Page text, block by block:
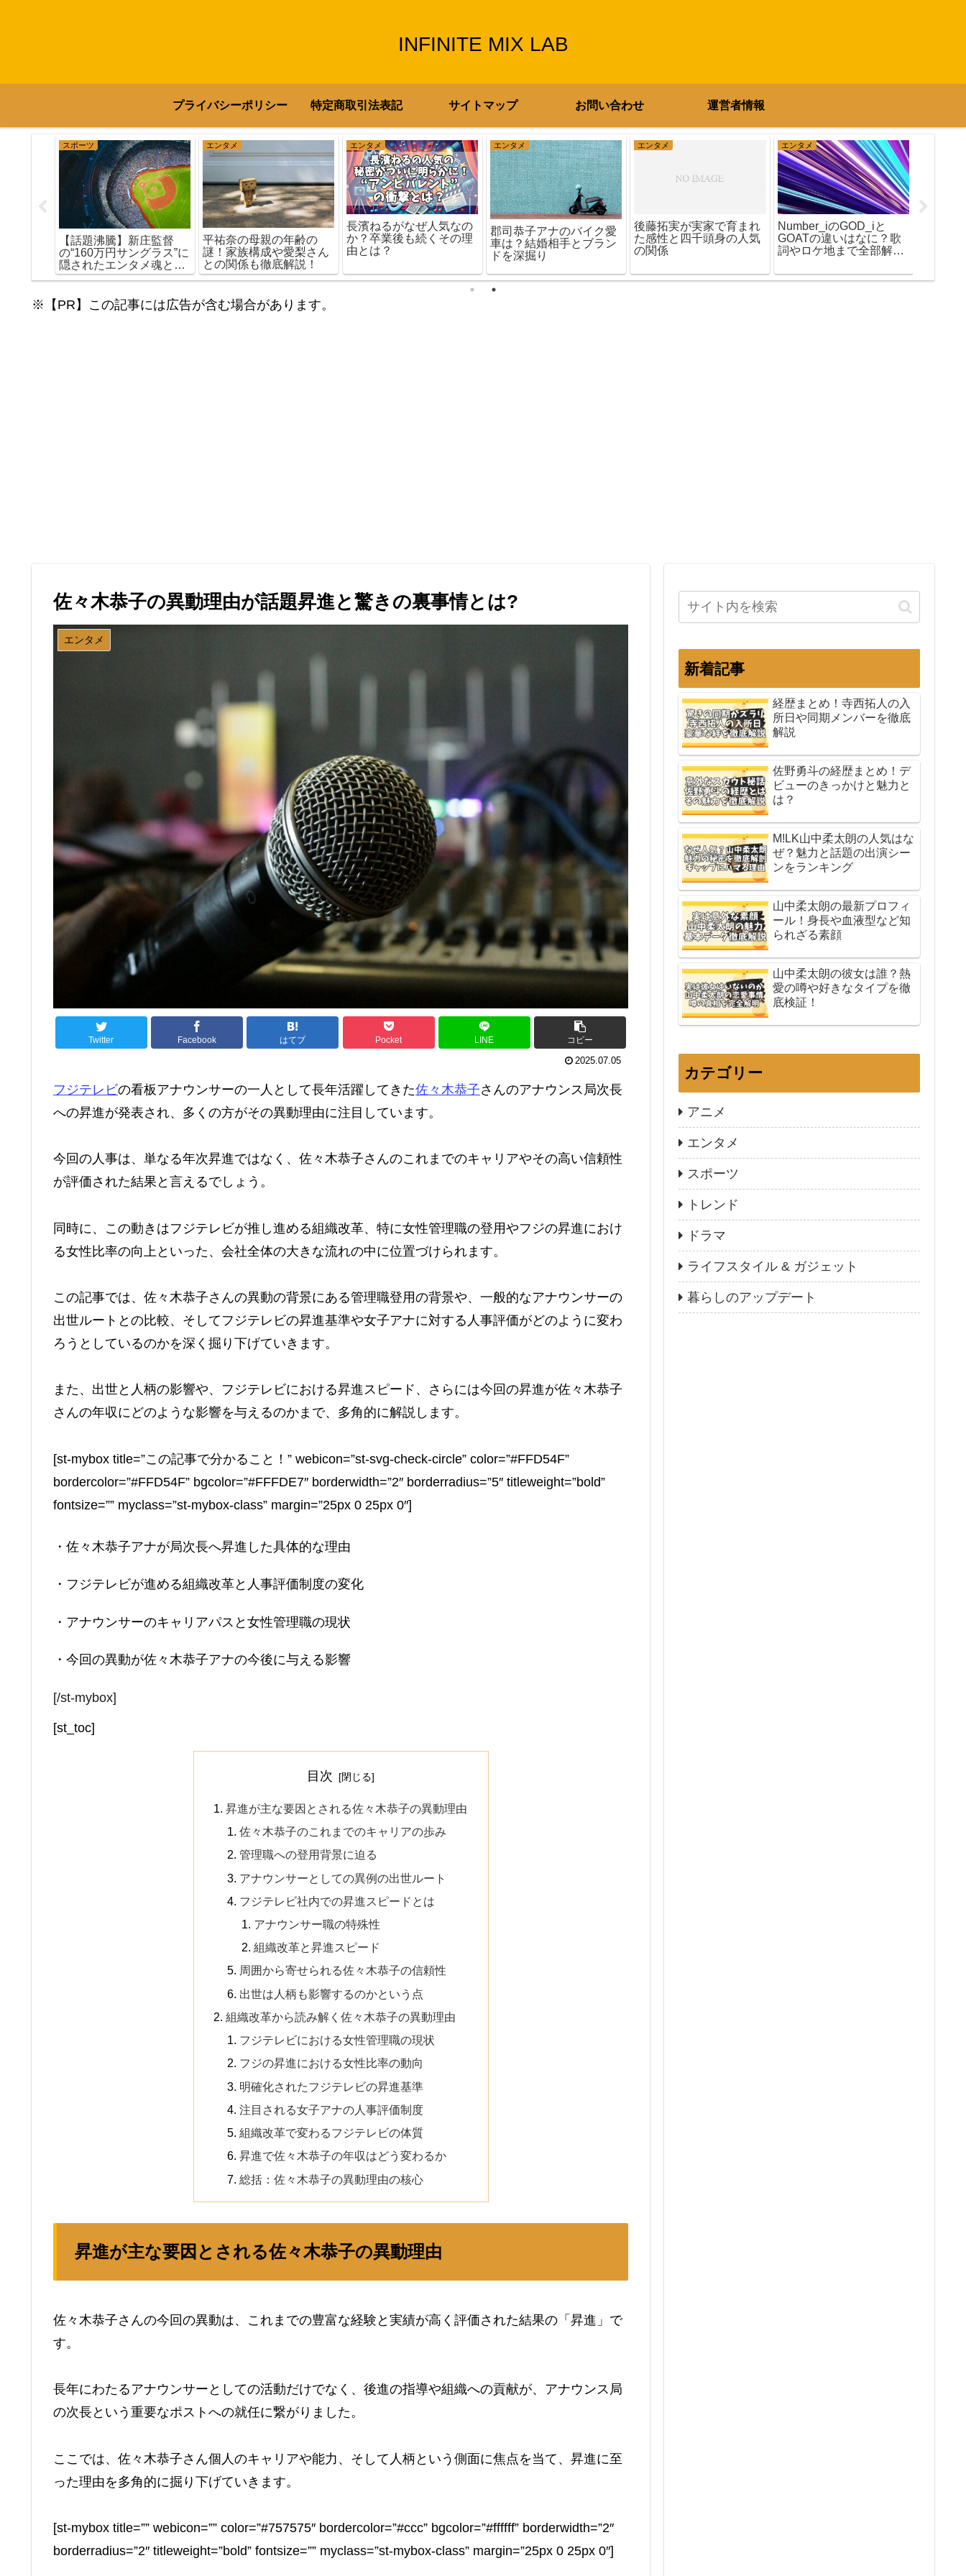
INFINITE MIX LAB
プライバシーポリシー 特定商取引法表記 サイトマップ お問い合わせ 運営者情報
スポーツ
【話題沸騰】新庄監督
の“160万円サングラス”に
隠されたエンタメ魂と
は？
エンタメ
平祐奈の母親の年齢の
謎！家族構成や愛梨さん
との関係も徹底解説！
エンタメ
長濱ねるがなぜ人気なの
か？卒業後も続くその理
由とは？
エンタメ
郡司恭子アナのバイク愛
車は？結婚相手とブラン
ドを深掘り
エンタメ
後藤拓実が実家で育まれ
た感性と四千頭身の人気
の関係
エンタメ
Number_iのGOD_iと
GOATの違いはなに？歌
詞やロケ地まで全部解
※【PR】この記事には広告が含む場合があります。
佐々木恭子の異動理由が話題昇進と驚きの裏事情とは?
エンタメ
Twitter Facebook はてブ Pocket LINE コピー
2025.07.05
フジテレビの看板アナウンサーの一人として長年活躍してきた佐々木恭子さんのアナウンス局次長
への昇進が発表され、多くの方がその異動理由に注目しています。
今回の人事は、単なる年次昇進ではなく、佐々木恭子さんのこれまでのキャリアやその高い信頼性
が評価された結果と言えるでしょう。
同時に、この動きはフジテレビが推し進める組織改革、特に女性管理職の登用やフジの昇進におけ
る女性比率の向上といった、会社全体の大きな流れの中に位置づけられます。
この記事では、佐々木恭子さんの異動の背景にある管理職登用の背景や、一般的なアナウンサーの
出世ルートとの比較、そしてフジテレビの昇進基準や女子アナに対する人事評価がどのように変わ
ろうとしているのかを深く掘り下げていきます。
また、出世と人柄の影響や、フジテレビにおける昇進スピード、さらには今回の昇進が佐々木恭子
さんの年収にどのような影響を与えるのかまで、多角的に解説します。
[st-mybox title=”この記事で分かること！” webicon=”st-svg-check-circle” color=”#FFD54F”
bordercolor=”#FFD54F” bgcolor=”#FFFDE7″ borderwidth=”2″ borderradius=”5″ titleweight=”bold”
fontsize=”” myclass=”st-mybox-class” margin=”25px 0 25px 0″]
・佐々木恭子アナが局次長へ昇進した具体的な理由
・フジテレビが進める組織改革と人事評価制度の変化
・アナウンサーのキャリアパスと女性管理職の現状
・今回の異動が佐々木恭子アナの今後に与える影響
[/st-mybox]
[st_toc]
目次
昇進が主な要因とされる佐々木恭子の異動理由
佐々木恭子のこれまでのキャリアの歩み
管理職への登用背景に迫る
アナウンサーとしての異例の出世ルート
フジテレビ社内での昇進スピードとは
アナウンサー職の特殊性
組織改革と昇進スピード
周囲から寄せられる佐々木恭子の信頼性
出世は人柄も影響するのかという点
組織改革から読み解く佐々木恭子の異動理由
フジテレビにおける女性管理職の現状
フジの昇進における女性比率の動向
明確化されたフジテレビの昇進基準
注目される女子アナの人事評価制度
組織改革で変わるフジテレビの体質
昇進で佐々木恭子の年収はどう変わるか
総括：佐々木恭子の異動理由の核心
昇進が主な要因とされる佐々木恭子の異動理由
佐々木恭子さんの今回の異動は、これまでの豊富な経験と実績が高く評価された結果の「昇進」で
す。
長年にわたるアナウンサーとしての活動だけでなく、後進の指導や組織への貢献が、アナウンス局
の次長という重要なポストへの就任に繋がりました。
ここでは、佐々木恭子さん個人のキャリアや能力、そして人柄という側面に焦点を当て、昇進に至
った理由を多角的に掘り下げていきます。
[st-mybox title=”” webicon=”” color=”#757575″ bordercolor=”#ccc” bgcolor=”#ffffff” borderwidth=”2″
borderradius=”2″ titleweight=”bold” fontsize=”” myclass=”st-mybox-class” margin=”25px 0 25px 0″]
新着記事
経歴まとめ！寺西拓人の入
所日や同期メンバーを徹底
解説
佐野勇斗の経歴まとめ！デ
ビューのきっかけと魅力と
は？
M!LK山中柔太朗の人気はな
ぜ？魅力と話題の出演シー
ンをランキング
山中柔太朗の最新プロフィ
ール！身長や血液型など知
られざる素顔
山中柔太朗の彼女は誰？熱
愛の噂や好きなタイプを徹
底検証！
カテゴリー
アニメ
エンタメ
スポーツ
トレンド
ドラマ
ライフスタイル & ガジェット
暮らしのアップデート